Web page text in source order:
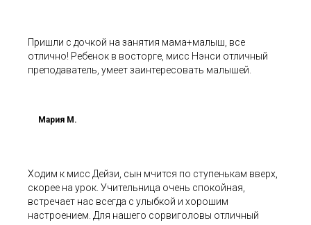
Пришли с дочкой на занятия мама+малыш, все
отлично! Ребенок в восторге, мисс Нэнси отличный
преподаватель, умеет заинтересовать малышей.
Мария М.
Ходим к мисс Дейзи, сын мчится по ступенькам вверх,
скорее на урок. Учительница очень спокойная,
встречает нас всегда с улыбкой и хорошим
настроением. Для нашего сорвиголовы отличный